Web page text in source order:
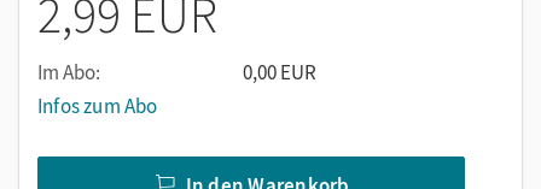
2,99 EUR
Im Abo:
0,00 EUR
Infos zum Abo